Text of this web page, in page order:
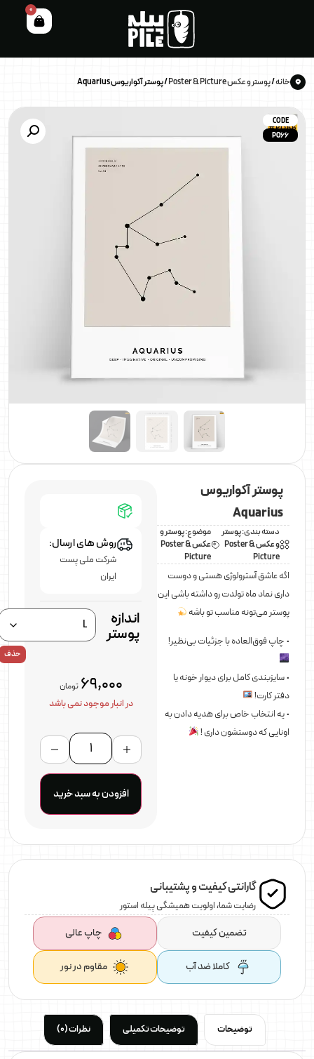
0
خانه/پوستر و عکس Poster & Picture / پوستر آکواریوس Aquarius
CODE
PO66
پوستر آکواریوس
Aquarius
دسته بندی:پوستر
و عکس Poster &
Picture
موضوع:پوستر و
عکس Poster &
Picture
اگه عاشق آسترولوژی هستی و دوست
داری نماد ماه تولدت رو داشته باشی این
پوستر می‌تونه مناسب تو باشه
• چاپ فوق‌العاده با جزئیات بی‌نظیر!
• سایزبندی کامل برای دیوار خونه یا
دفتر کارت!
• یه انتخاب خاص برای هدیه دادن به
اونایی که دوستشون داری !
روش های ارسال:
شرکت ملی پست
ایران
اندازه
پوستر
حذف
69,000 تومان
در انبار موجود نمی باشد
افزودن به سبد خرید
گارانتی کیفیت و پشتیبانی
رضایت شما، اولویت همیشگی پیله استور
تضمین کیفیت چاپ عالی
کاملا ضد آب مقاوم در نور
توضیحات توضیحات تکمیلی نظرات (0)